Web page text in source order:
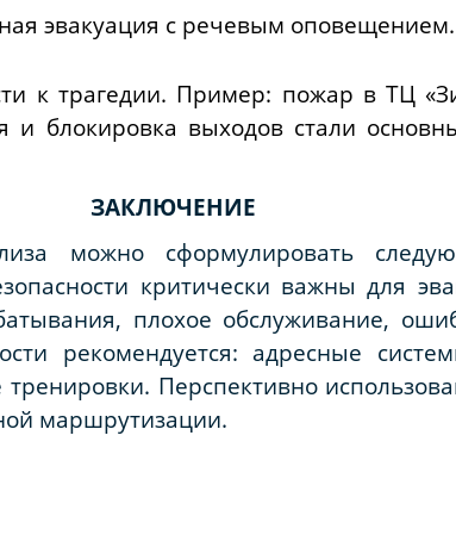
эвакуация с речевым оповещением.
к трагедии. Пример: пожар в ТЦ
и блокировка выходов стали
ЗАКЛЮЧЕНИЕ
можно сформулировать
критически важны для
плохое обслуживание,
рекомендуется: адресные
Перспективно
маршрутизации.